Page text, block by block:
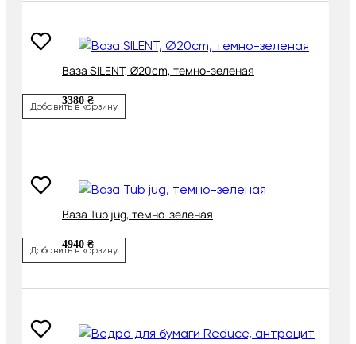
Ваза SILENT, Ø20cm, темно-зеленая
3380 ₴
Добавить в корзину
Ваза Tub jug, темно-зеленая
4940 ₴
Добавить в корзину